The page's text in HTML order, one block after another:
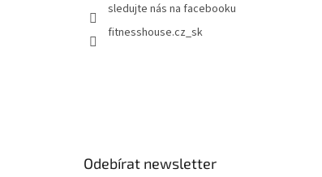
sledujte nás na facebooku
fitnesshouse.cz_sk
Odebírat newsletter